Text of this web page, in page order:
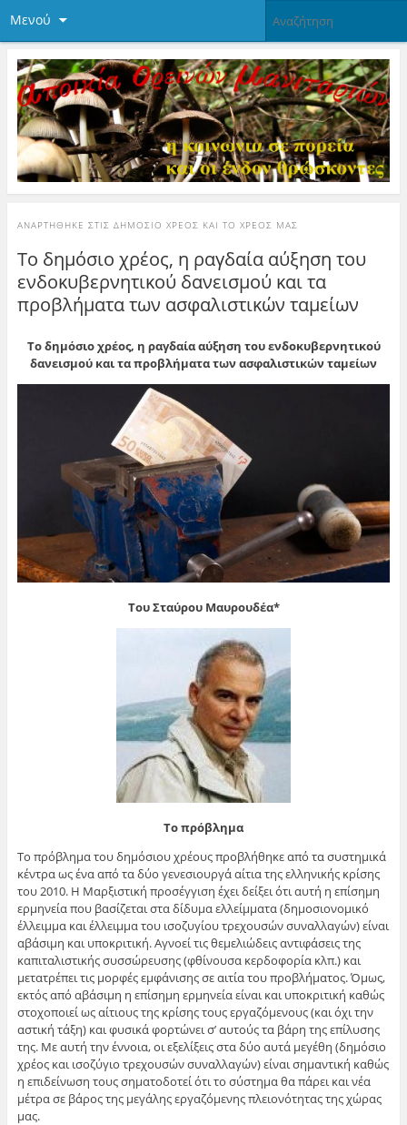
Μενού
ΑΝΑΡΤΉΘΗΚΕ ΣΤΙΣ ΔΗΜΌΣΙΟ ΧΡΈΟΣ ΚΑΙ ΤΟ ΧΡΈΟΣ ΜΑΣ
Το δημόσιο χρέος, η ραγδαία αύξηση του
ενδοκυβερνητικού δανεισμού και τα
προβλήματα των ασφαλιστικών ταμείων
Το δημόσιο χρέος, η ραγδαία αύξηση του ενδοκυβερνητικού
δανεισμού και τα προβλήματα των ασφαλιστικών ταμείων
Του Σταύρου Μαυρουδέα*
Το πρόβλημα
Το πρόβλημα του δημόσιου χρέους προβλήθηκε από τα συστημικά
κέντρα ως ένα από τα δύο γενεσιουργά αίτια της ελληνικής κρίσης
του 2010. Η Μαρξιστική προσέγγιση έχει δείξει ότι αυτή η επίσημη
ερμηνεία που βασίζεται στα δίδυμα ελλείμματα (δημοσιονομικό
έλλειμμα και έλλειμμα του ισοζυγίου τρεχουσών συναλλαγών) είναι
αβάσιμη και υποκριτική. Αγνοεί τις θεμελιώδεις αντιφάσεις της
καπιταλιστικής συσσώρευσης (φθίνουσα κερδοφορία κλπ.) και
μετατρέπει τις μορφές εμφάνισης σε αιτία του προβλήματος. Όμως,
εκτός από αβάσιμη η επίσημη ερμηνεία είναι και υποκριτική καθώς
στοχοποιεί ως αίτιους της κρίσης τους εργαζόμενους (και όχι την
αστική τάξη) και φυσικά φορτώνει σ’ αυτούς τα βάρη της επίλυσης
της. Με αυτή την έννοια, οι εξελίξεις στα δύο αυτά μεγέθη (δημόσιο
χρέος και ισοζύγιο τρεχουσών συναλλαγών) είναι σημαντική καθώς
η επιδείνωση τους σηματοδοτεί ότι το σύστημα θα πάρει και νέα
μέτρα σε βάρος της μεγάλης εργαζόμενης πλειονότητας της χώρας
μας.